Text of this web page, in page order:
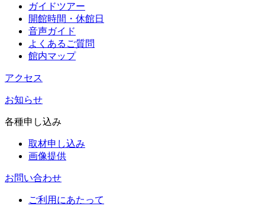
ガイドツアー
開館時間・休館日
音声ガイド
よくあるご質問
館内マップ
アクセス
お知らせ
各種申し込み
取材申し込み
画像提供
お問い合わせ
ご利用にあたって